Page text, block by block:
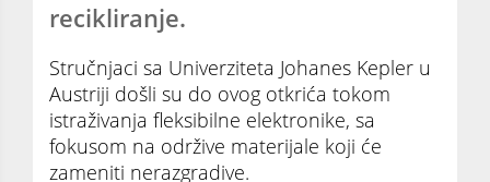
recikliranje.
Stručnjaci sa Univerziteta Johanes Kepler u
Austriji došli su do ovog otkrića tokom
istraživanja fleksibilne elektronike, sa
fokusom na održive materijale koji će
zameniti nerazgradive.